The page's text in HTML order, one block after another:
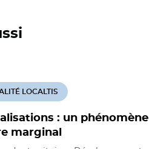
: un phénomène
marginal
LOCALTIS